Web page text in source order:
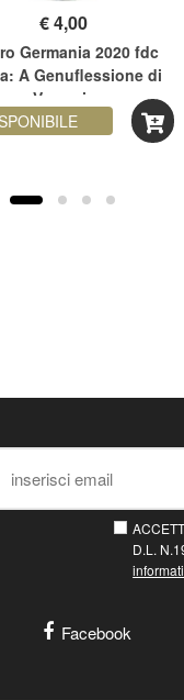
€4,00
Germania 2020 fdc
A Genuflessione di
Varsavia
D.L.
Facebook